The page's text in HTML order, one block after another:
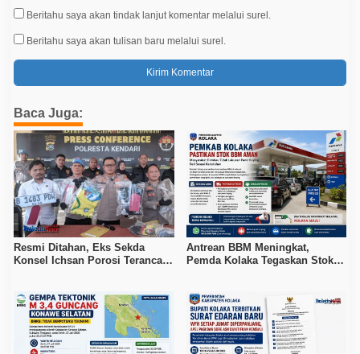
Beritahu saya akan tindak lanjut komentar melalui surel.
Beritahu saya akan tulisan baru melalui surel.
Baca Juga:
Resmi Ditahan, Eks Sekda
Konsel Ichsan Porosi Terancam
Antrean BBM Meningkat,
Pemda Kolaka Tegaskan Stok